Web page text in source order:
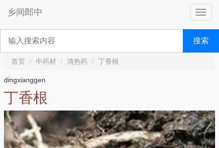
乡间郎中
搜索
首页 中药材 清热药 丁香根
dingxianggen
丁香根